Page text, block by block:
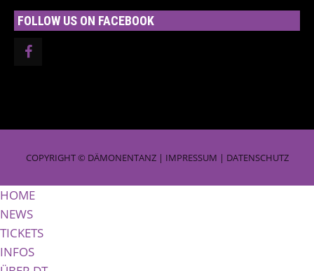
FOLLOW US ON FACEBOOK
COPYRIGHT © DÄMONENTANZ | IMPRESSUM | DATENSCHUTZ
HOME
NEWS
TICKETS
INFOS